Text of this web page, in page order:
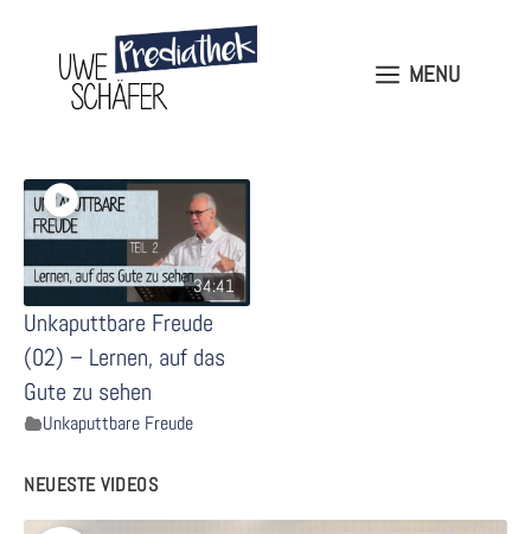
MENU
MENU
34:41
Unkaputtbare Freude
(02) – Lernen, auf das
Gute zu sehen
Unkaputtbare Freude
NEUESTE VIDEOS